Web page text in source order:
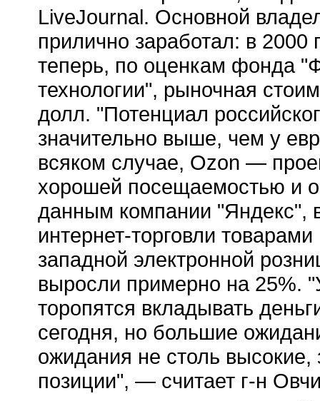
LiveJournal. Основной
прилично заработал: в 2000
теперь, по оценкам фонда
технологии", рыночная
долл. "Потенциал
значительно выше, чем у
всяком случае, Ozon —
хорошей посещаемостью и
данным компании "Яндекс",
интернет-торговли
западной электронной
выросли примерно на 25%.
торопятся вкладывать
сегодня, но большие
ожидания не столь
позиции", — считает г-н